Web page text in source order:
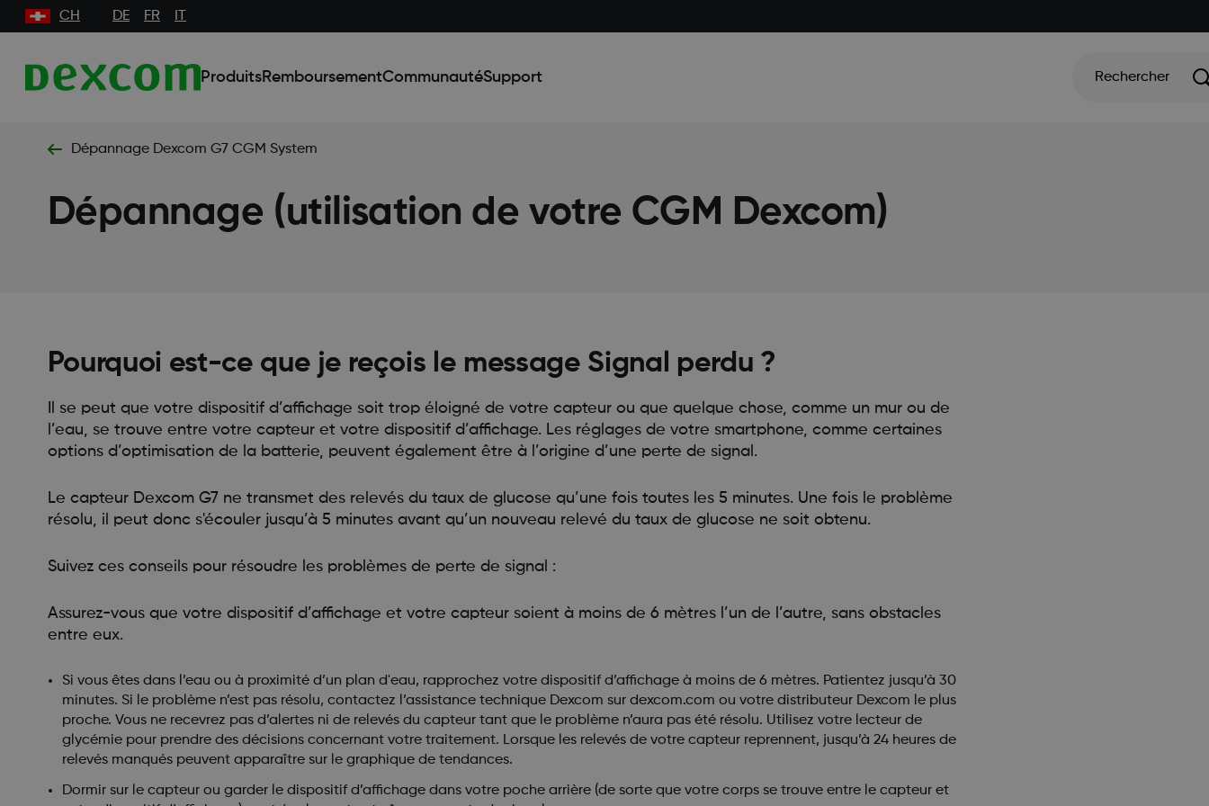
CH DE FR
ProduitsRemboursementCommunautéSupport Rechercher
Dépannage Dexcom G7 CGM System
Dépannage (utilisation de votre CGM Dexcom)
Pourquoi est-ce que je reçois le message Signal perdu ?
Il se peut que votre dispositif d’affichage soit trop éloigné de votre capteur ou que quelque chose, comme un mur ou de
l’eau, se trouve entre votre capteur et votre dispositif d’affichage. Les réglages de votre smartphone, comme certaines
options d’optimisation de la batterie, peuvent également être à l’origine d’une perte de signal.
Le capteur Dexcom G7 ne transmet des relevés du taux de glucose qu’une fois toutes les 5 minutes. Une fois le problème
résolu, il peut donc s'écouler jusqu’à 5 minutes avant qu’un nouveau relevé du taux de glucose ne soit obtenu.
Suivez ces conseils pour résoudre les problèmes de perte de signal :
Assurez-vous que votre dispositif d’affichage et votre capteur soient à moins de 6 mètres l’un de l’autre, sans obstacles
entre eux.
Si vous êtes dans l’eau ou à proximité d’un plan d'eau, rapprochez votre dispositif d’affichage à moins de 6 mètres. Patientez jusqu’à 30
minutes. Si le problème n’est pas résolu, contactez l’assistance technique Dexcom sur dexcom.com ou votre distributeur Dexcom le plus
proche. Vous ne recevrez pas d’alertes ni de relevés du capteur tant que le problème n’aura pas été résolu. Utilisez votre lecteur de
glycémie pour prendre des décisions concernant votre traitement. Lorsque les relevés de votre capteur reprennent, jusqu’à 24 heures de
relevés manqués peuvent apparaître sur le graphique de tendances.
Dormir sur le capteur ou garder le dispositif d’affichage dans votre poche arrière (de sorte que votre corps se trouve entre le capteur et